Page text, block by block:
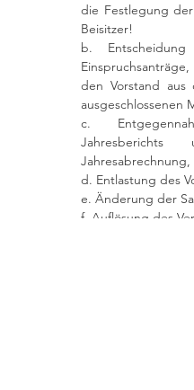
die Festlegung
Beisitzer!
b.
den Vorstand aus
ausgeschlossenen
c.
Jahresabrechnung,
d. Entlastung des
e. Änderung der
f. Auflösung des